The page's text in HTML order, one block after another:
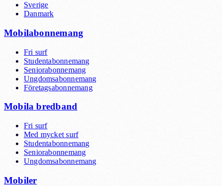
Sverige
Danmark
Mobilabonnemang
Fri surf
Studentabonnemang
Seniorabonnemang
Ungdomsabonnemang
Företagsabonnemang
Mobila bredband
Fri surf
Med mycket surf
Studentabonnemang
Seniorabonnemang
Ungdomsabonnemang
Mobiler